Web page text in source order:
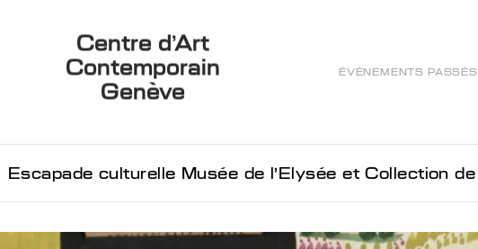
Centre d’Art
Contemporain
Genève
ÉVÉNEMENTS PASSÉS
Escapade culturelle Musée de l'Elysée et Collection de l'Art Brut